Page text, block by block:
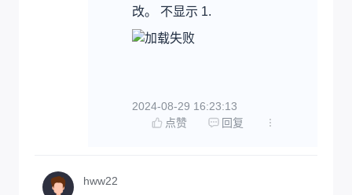
改。 不显示 1.
2024-08-29 16:23:13
点赞
回复
hww22